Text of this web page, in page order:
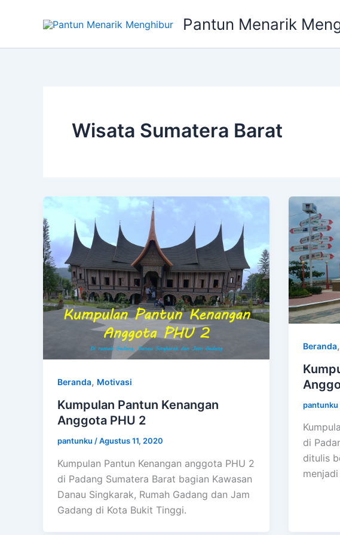
Pantun Menarik
Wisata Sumatera Barat
Beranda, Motivasi
Kumpulan Pantun Kenangan
Anggota PHU 2
pantunku /Agustus 11, 2020
Kumpulan Pantun Kenangan anggota PHU 2
di Padang Sumatera Barat bagian Kawasan
Danau Singkarak, Rumah Gadang dan Jam
Gadang di Kota Bukit Tinggi.
Beranda,
pantunku
di
ditulis